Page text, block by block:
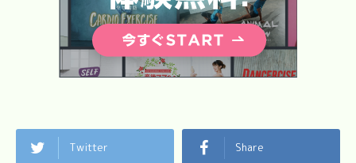
Twitter Share